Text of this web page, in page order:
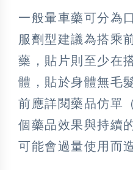
一般暈車藥可分為
服劑型建議為搭乘
藥，貼片則至少在
體，貼於身體無毛
前應詳閱藥品仿單
個藥品效果與持續
可能會過量使用而